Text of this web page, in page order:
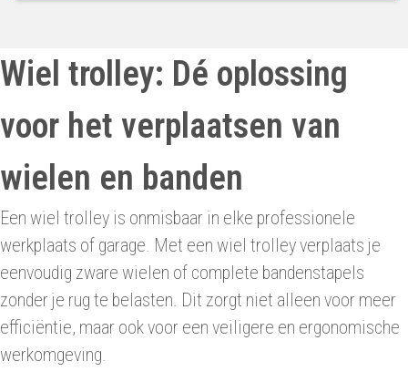
Wiel trolley: Dé oplossing
voor het verplaatsen van
wielen en banden
Een wiel trolley is onmisbaar in elke professionele
werkplaats of garage. Met een wiel trolley verplaats je
eenvoudig zware wielen of complete bandenstapels
zonder je rug te belasten. Dit zorgt niet alleen voor meer
efficiëntie, maar ook voor een veiligere en ergonomische
werkomgeving.